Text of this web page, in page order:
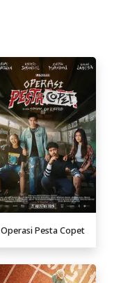
Operasi Pesta Copet